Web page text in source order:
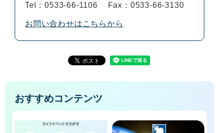
Tel：0533-66-1106
Fax：0533-66-3130
お問い合わせはこちらから
おすすめコンテンツ